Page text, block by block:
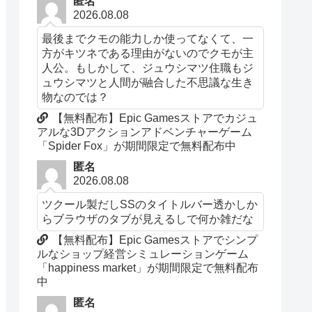
2026.08.08
最後までクモの能力しか使ってなくて、一
方がキツネである理由がないのでクモが主
人公。もしかして、ジュウシマツ住職もジ
ュウシマツと人間が融合した不思議な生き
物なのでは？
【無料配布】Epic Gamesストアでカジュ
アルな3Dアクションアドベンチャーゲーム
「Spider Fox」が期間限定で無料配布中
匿名
2026.08.08
ツクール製だしSSのタイトルバー透かしか
らブラウザのタブが見えるしで何か雑だな
【無料配布】Epic Gamesストアでシンプ
ルなショップ経営シミュレーションゲーム
「happiness market」が期間限定で無料配布
中
匿名